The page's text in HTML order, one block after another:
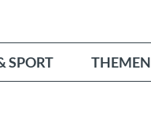
SPORT THEMEN